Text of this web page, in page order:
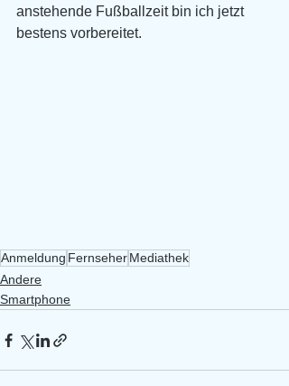
anstehende Fußballzeit bin ich jetzt
bestens vorbereitet.
Anmeldung FernseherMediathek
Andere
Smartphone